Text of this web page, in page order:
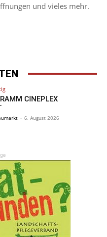
und vieles mehr.
CINEPLEX
- 6. August 2026